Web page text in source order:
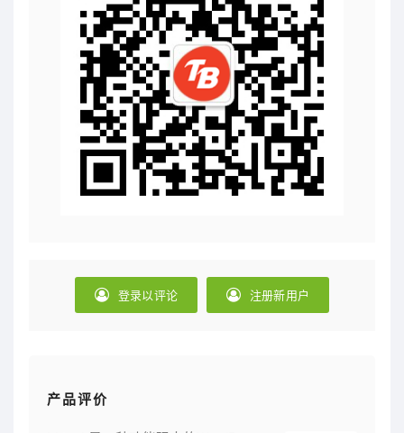
登录以评论 注册新用户
产品评价